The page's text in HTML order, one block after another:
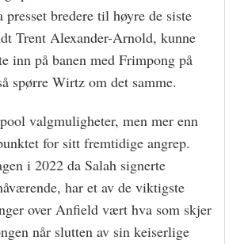
presset bredere til høyre de siste
Trent Alexander-Arnold, kunne
inn på banen med Frimpong på
spørre Wirtz om det samme.
valgmuligheter, men mer enn
for sitt fremtidige angrep.
i 2022 da Salah signerte
har et av de viktigste
over Anfield vært hva som skjer
når slutten av sin keiserlige